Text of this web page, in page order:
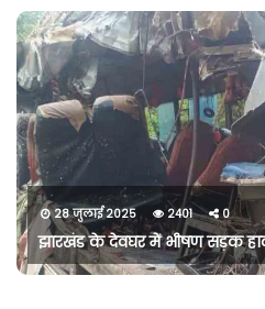
28 जुलाई 2025 2401 0
झारखंड के देवघर में भीषण सड़क